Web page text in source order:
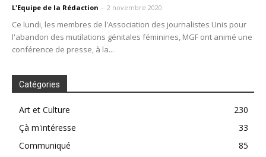
L'Equipe de la Rédaction - 2 novembre 2020
Ce lundi, les membres de l'Association des journalistes Unis pour
l'abandon des mutilations génitales féminines, MGF ont animé une
conférence de presse, à la...
Catégories
Art et Culture
230
Çà m'intéresse
33
Communiqué
85